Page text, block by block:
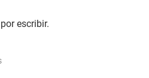
escribir.